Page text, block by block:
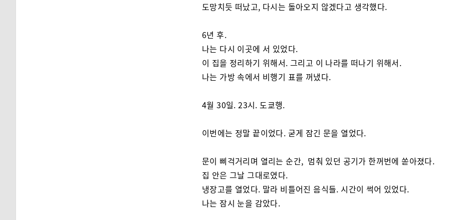
도망치듯 떠났고, 다시는 돌아오지 않겠다고 생각했다.
6년 후.
나는 다시 이곳에 서 있었다.
이 집을 정리하기 위해서. 그리고 이 나라를 떠나기 위해서.
나는 가방 속에서 비행기 표를 꺼냈다.
4월 30일. 23시. 도쿄행.
이번에는 정말 끝이었다. 굳게 잠긴 문을 열었다.
문이 삐걱거리며 열리는 순간, 멈춰 있던 공기가 한꺼번에 쏟아졌다.
집 안은 그날 그대로였다.
냉장고를 열었다. 말라 비틀어진 음식들. 시간이 썩어 있었다.
나는 잠시 눈을 감았다.